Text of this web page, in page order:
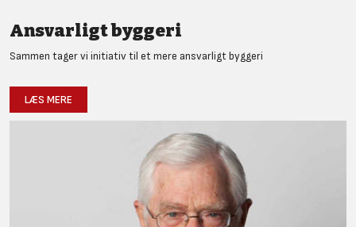
Ansvarligt byggeri
Sammen tager vi initiativ til et mere ansvarligt byggeri
LÆS MERE